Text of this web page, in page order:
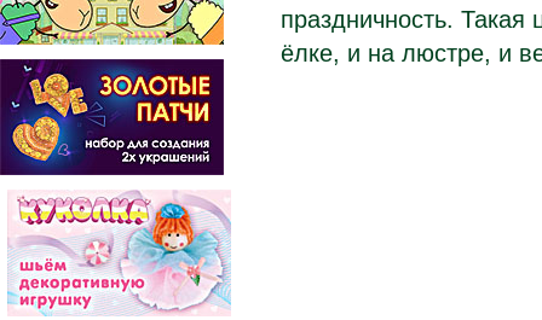
праздничность. Такая
ёлке, и на люстре, и